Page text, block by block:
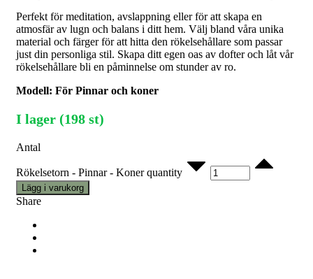
Perfekt för meditation, avslappning eller för att skapa en
atmosfär av lugn och balans i ditt hem. Välj bland våra unika
material och färger för att hitta den rökelsehållare som passar
just din personliga stil. Skapa ditt egen oas av dofter och låt vår
rökelsehållare bli en påminnelse om stunder av ro.
Modell: För Pinnar och koner
I lager (198 st)
Antal
Rökelsetorn - Pinnar - Koner quantity
Lägg i varukorg
Share